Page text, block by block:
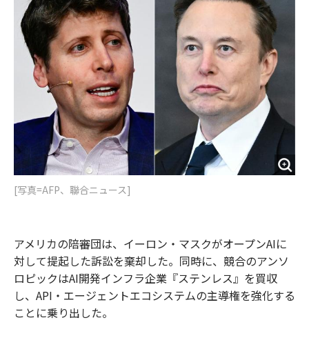
[写真=AFP、聯合ニュース]
アメリカの陪審団は、イーロン・マスクがオープンAIに
対して提起した訴訟を棄却した。同時に、競合のアンソ
ロピックはAI開発インフラ企業『ステンレス』を買収
し、API・エージェントエコシステムの主導権を強化する
ことに乗り出した。